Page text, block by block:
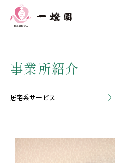
事業所紹介
居宅系サービス